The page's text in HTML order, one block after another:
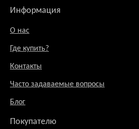
Информация
О нас
Где купить?
Контакты
Часто задаваемые вопросы
Блог
Покупателю